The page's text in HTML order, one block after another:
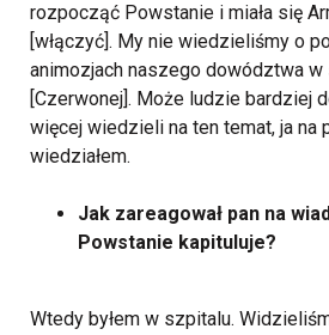
rozpocząć Powstanie i miała się
[włączyć]. My nie wiedzieliśmy o
animozjach naszego dowództwa
[Czerwonej]. Może ludzie bardziej
więcej wiedzieli na ten temat, ja na
wiedziałem.
Jak zareagował pan na
Powstanie kapituluje?
Wtedy byłem w szpitalu.